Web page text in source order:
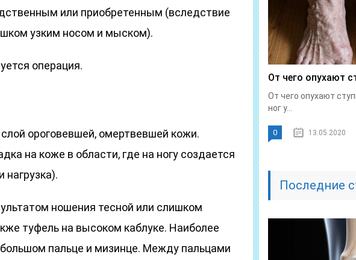
или приобретенным (вследствие
узким носом и мыском).
операция.
ороговевшей, омертвевшей кожи.
на коже в области, где на ногу создается
нагрузка).
ношения тесной или слишком
туфель на высоком каблуке. Наиболее
пальце и мизинце. Между пальцами
От чего опухают
От чего опухают
ног у...
0 13.05.2020
Последние